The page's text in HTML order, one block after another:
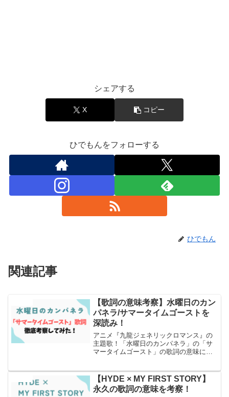
シェアする
X コピー
ひでもんをフォローする
ひでもん
関連記事
【歌詞の意味考察】水曜日のカン
パネラ/サマータイムゴーストを
深読み！
アニメ『九龍ジェネリックロマンス』の
主題歌！「水曜日のカンパネラ」の「サ
マータイムゴースト」の歌詞の意味につ
【HYDE × MY FIRST STORY】
永久の歌詞の意味を考察！